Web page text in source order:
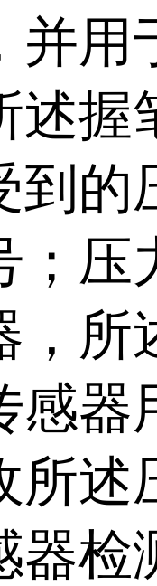
并用
述握
到的
；压
，所
感器
所述
器检